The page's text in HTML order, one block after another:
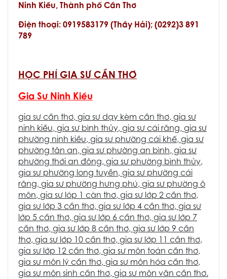
Ninh Kiều, Thành phố Cần Thơ
Điện thoại: 0919583179 (Thầy Hải); (0292)3 891
789
HỌC PHÍ GIA SƯ CẦN THƠ
Gia Sư Ninh Kiều
gia sư cần thơ, gia sư dạy kèm cần thơ, gia sư
ninh kiều, gia sư bình thủy, gia sư cái răng, gia sư
phường ninh kiều, gia sư phường cái khế, gia sư
phường tân an, gia sư phường an bình, gia sư
phường thới an đông, gia sư phường bình thủy,
gia sư phường long tuyền, gia sư phường cái
răng, gia sư phường hưng phú, gia sư phường ô
môn, gia sư lóp 1 càn thơ, gia sư lớp 2 cần thơ,
gia sư lớp 3 cần thơ, gia sư lớp 4 cần thơ, gia sư
lớp 5 cần thơ, gia sư lớp 6 cần thơ, gia sư lớp 7
cần thơ, gia sư lớp 8 cần thơ, gia sư lớp 9 cần
thơ, gia sư lớp 10 cần thơ, gia sư lớp 11 cần thơ,
gia sư lớp 12 cần thơ, gia sư môn toán cần thơ,
gia sư môn lý cần thơ, gia sư môn hóa cần thơ,
gia sư môn sinh cần thơ, gia sư môn văn cần thơ.